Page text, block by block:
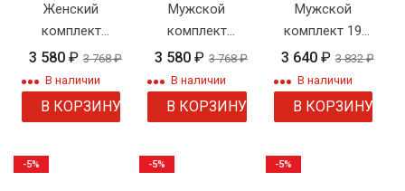
Женский
комплект
Симона
3 580 ₽ 3 768₽
В наличии
В КОРЗИНУ
Мужской
комплект
плетения
"Панцирное" с
узором
3 580₽ 3 768₽
В наличии
В КОРЗИНУ
Мужской
комплект 19
панцирное
плетение
3 640 ₽ 3 832₽
В наличии
В КОРЗИНУ
-5% -5% -5%